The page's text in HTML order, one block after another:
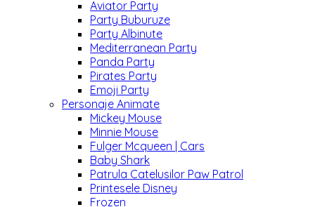
Aviator Party
Party Buburuze
Party Albinute
Mediterranean Party
Panda Party
Pirates Party
Emoji Party
Personaje Animate
Mickey Mouse
Minnie Mouse
Fulger Mcqueen | Cars
Baby Shark
Patrula Catelusilor Paw Patrol
Printesele Disney
Frozen